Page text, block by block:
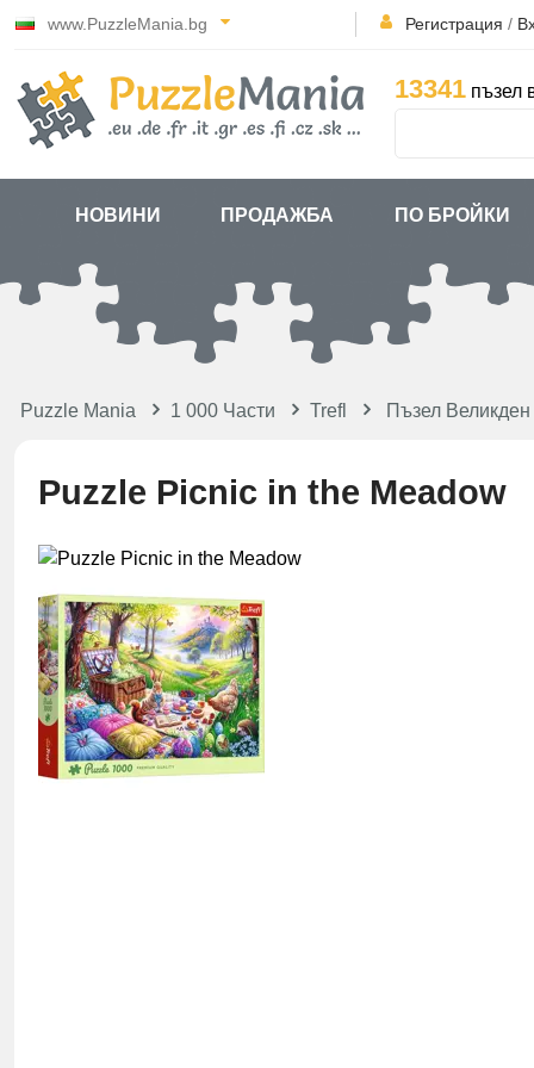
www.PuzzleMania.bg Регистрация /
13341 пъзел
НОВИНИ ПРОДАЖБА ПО БРОЙКИ
Puzzle Mania 1 000 Части Trefl Пъзел Великден
Puzzle Picnic in the Meadow